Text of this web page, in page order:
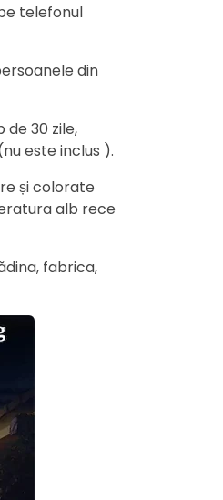
telefonul
din
30 zile,
este inclus ).
și colorate
alb rece
fabrica,